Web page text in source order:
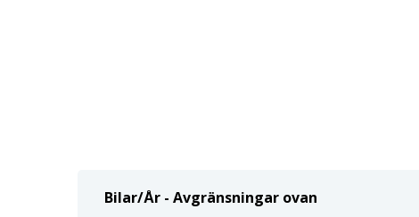
Bilar/År - Avgränsningar ovan